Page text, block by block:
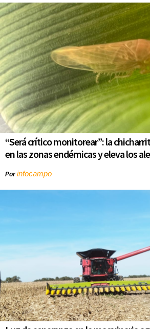
“Será crítico monitorear”: la
en las zonas endémicas y eleva los
Porinfocampo